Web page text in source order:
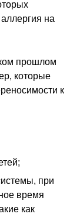
на
прошлом
которые
к
при
время
как